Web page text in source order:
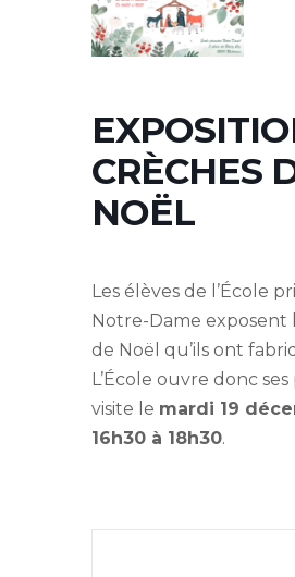
CRÈCHES
NOËL
Les élèves de l’École
Notre-Dame exposent
de Noël qu’ils ont
L’École ouvre donc
visite le mardi 19
16h30 à 18h30.